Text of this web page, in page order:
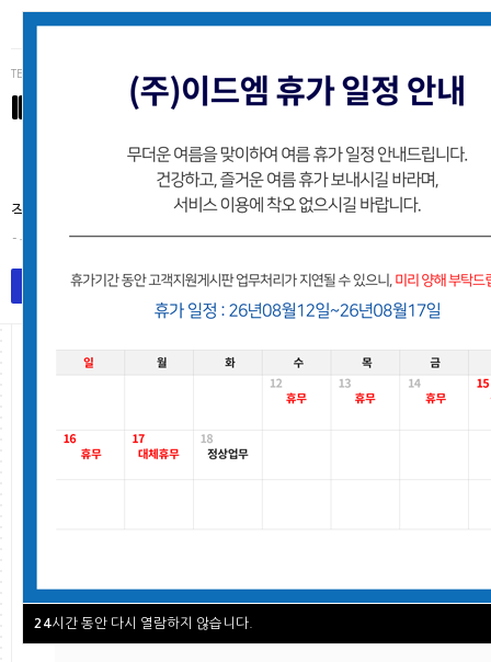
24시간 동안 다시 열람하지 않습니다.
TEL (062)223-3234
IDM (주)이드엠 고객사 유지보수지원 게시판
작업처리는 접수된 순서로 처리해 드리며, 별도의 안내없이 처리
- 유지보수팀
작업요청등록
고객지원게시판
2072 모바일 수정사항 2